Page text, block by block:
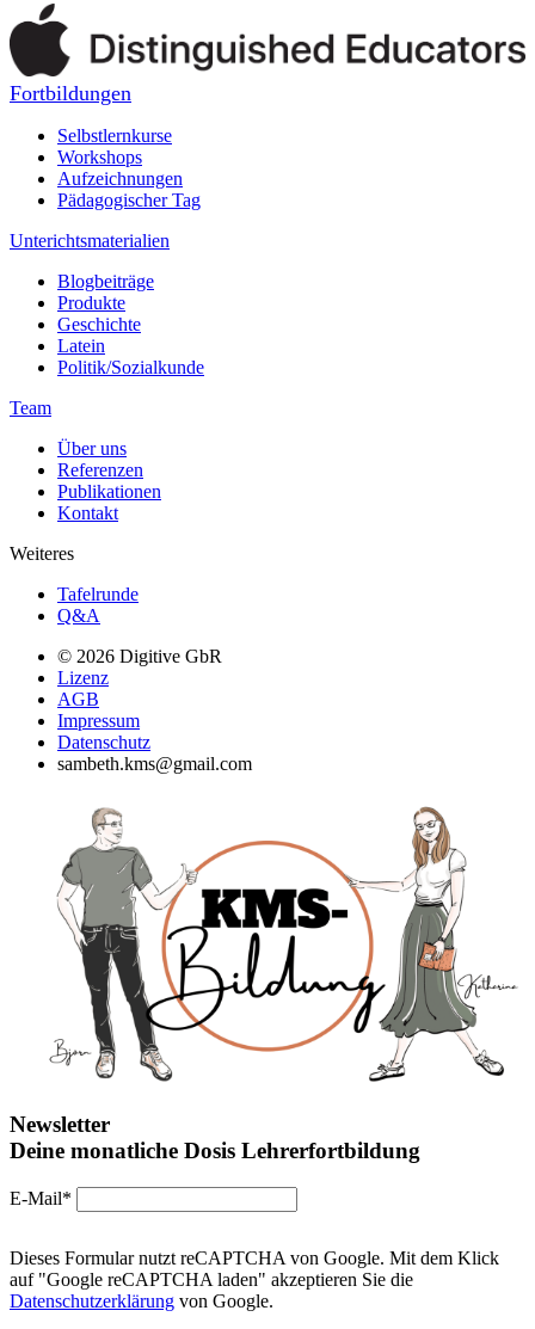
Fortbildungen
Selbstlernkurse
Workshops
Aufzeichnungen
Pädagogischer Tag
Unterichtsmaterialien
Blogbeiträge
Produkte
Geschichte
Latein
Politik/Sozialkunde
Team
Über uns
Referenzen
Publikationen
Kontakt
Weiteres
Tafelrunde
Q&A
© 2026 Digitive GbR
Lizenz
AGB
Impressum
Datenschutz
sambeth.kms@gmail.com
Newsletter
Deine monatliche Dosis Lehrerfortbildung
E-Mail*
Dieses Formular nutzt reCAPTCHA von Google. Mit dem Klick
auf "Google reCAPTCHA laden" akzeptieren Sie die
Datenschutzerklärung von Google.